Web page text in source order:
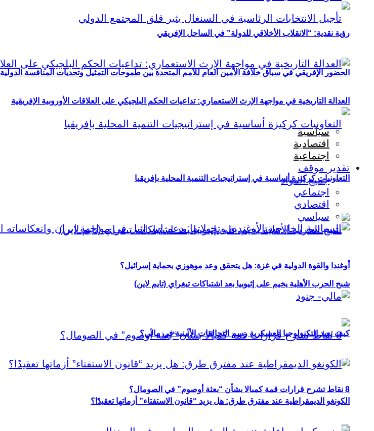
الحضور الإفريقي في سباق خلافة الأمين العام للأمم المتحدة بين طموحات التمثيل وتحديات المنافسة الدولية
التعاونيات كركيزة أساسية في إستراتيجيات التنمية المحلية بإفريقيا
شبح الحرب الأهلية يخيم على إثيوبيا بعد اشتباكات تيغراي (تايم لاين)
8 نقاط تشرح قرارات قمة كمبالا بشأن “بعثة أوصوم” في الصومال؟
رؤية نقدية: “الانقلاب الأخلاقي للدولة” في الساحل الإفريقي
العدالة التاريخية في مواجهة الإرث الاستعماري: تداعيات الحكم البلجيكي على العلاقات الأوروبية الإفريقية
سياسية
اقتصادية
اجتماعية
تقدير موقف
جميع المواد
اجتماعي
اقتصادي
سياسي
أوغندا والقوة الدولية في غزة: هل يتحقق وعد موهوزي بحماية إسرائيل؟
كيف تعيد التكنولوجيا العسكرية رسم التحالفات الأمنية في مالي؟
الكونغو الديمقراطية عند مفترق طرق: هل يزيد “قانون الاستفتاء” أزماتها تعقيدًا؟